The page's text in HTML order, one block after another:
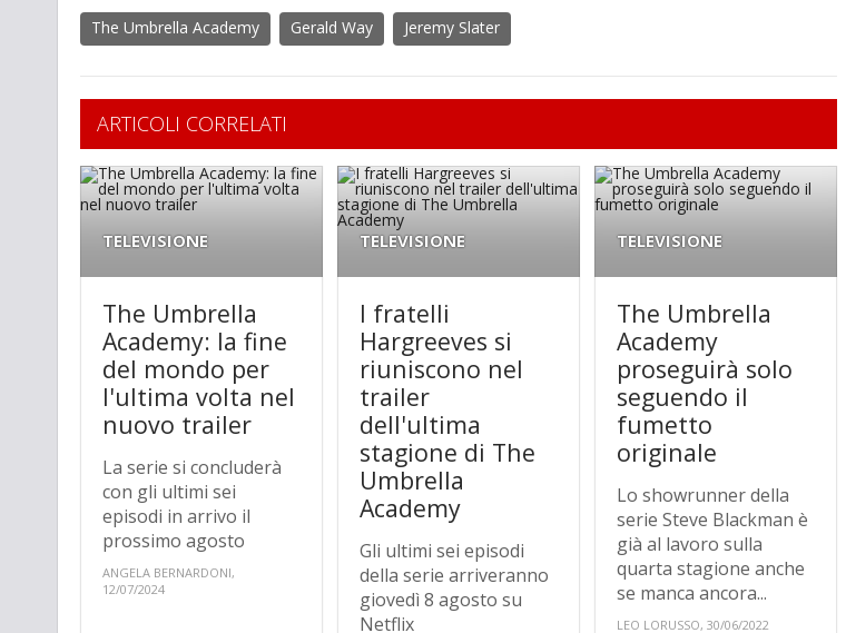
The Umbrella Academy
Gerald Way Jeremy Slater
ARTICOLI CORRELATI
TELEVISIONE
The Umbrella
Academy: la fine
del mondo per
l'ultima volta nel
nuovo trailer
La serie si concluderà
con gli ultimi sei
episodi in arrivo il
prossimo agosto
ANGELA BERNARDONI,
12/07/2024
TELEVISIONE
I fratelli
Hargreeves si
riuniscono nel
trailer
dell'ultima
stagione di The
Umbrella
Academy
Gli ultimi sei episodi
della serie arriveranno
giovedì 8 agosto su
Netflix
TELEVISIONE
The Umbrella
Academy
proseguirà solo
seguendo il
fumetto
originale
Lo showrunner della
serie Steve Blackman è
già al lavoro sulla
quarta stagione anche
se manca ancora...
LEO LORUSSO, 30/06/2022